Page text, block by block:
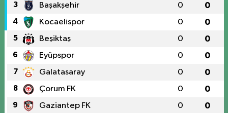
3 Başakşehir 0 0
4 Kocaelispor 0 0
5 Beşiktaş 0 0
6 Eyüpspor 0 0
7 Galatasaray 0 0
8 Çorum FK 0 0
9 Gaziantep FK 0 0